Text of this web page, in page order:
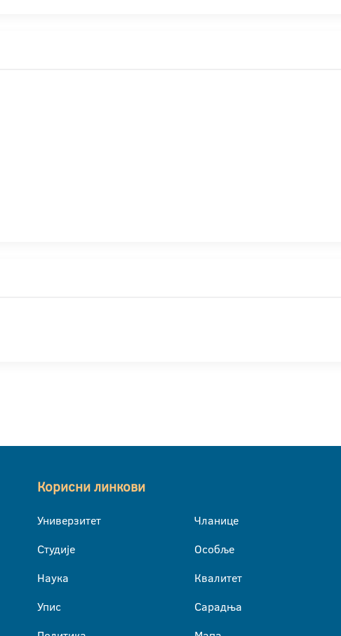
Корисни линкови
Универзитет
Студије
Наука
Упис
Чланице
Особље
Квалитет
Сарадња